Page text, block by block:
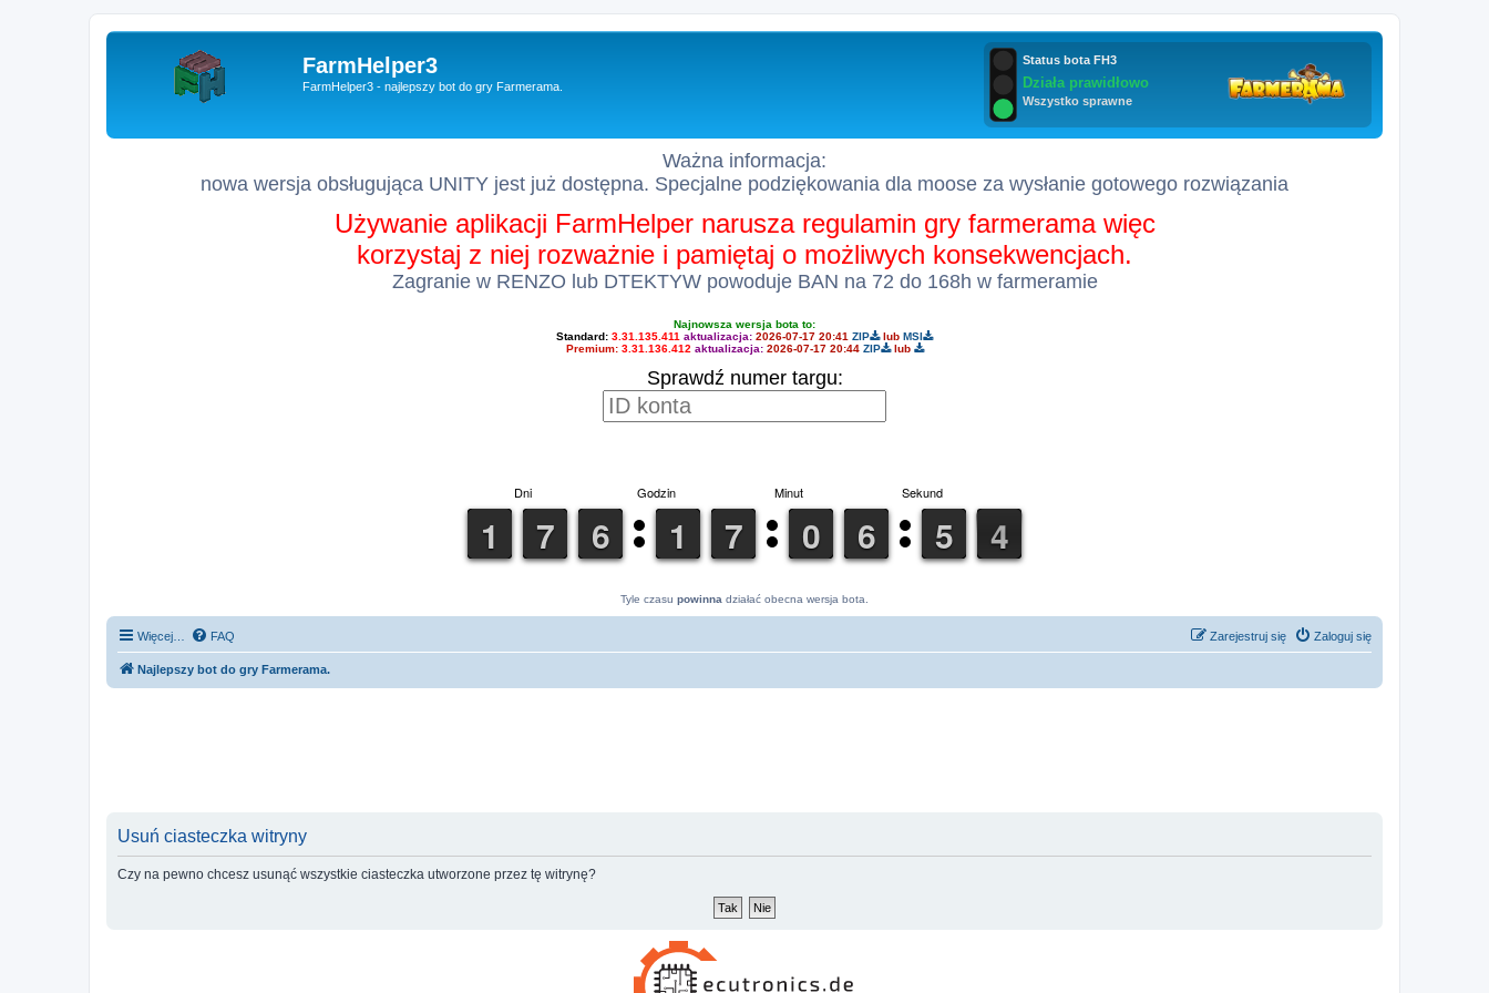
FarmHelper3
FarmHelper3 - najlepszy bot do gry Farmerama.
Ważna informacja:
nowa wersja obsługująca UNITY jest już dostępna. Specjalne podziękowania dla moose za wysłanie gotowego rozwiązania
Używanie aplikacji FarmHelper narusza regulamin gry farmerama więc
korzystaj z niej rozważnie i pamiętaj o możliwych konsekwencjach.
Zagranie w RENZO lub DTEKTYW powoduje BAN na 72 do 168h w farmeramie
Najnowsza wersja bota to:
Standard: 3.31.135.411 aktualizacja: 2026-07-17 20:41 ZIP lub MSI
Premium: 3.31.136.412 aktualizacja: 2026-07-17 20:44 ZIP lub
Sprawdź numer targu:
Tyle czasu powinna działać obecna wersja bota.
Więcej… FAQ Zaloguj się
Zarejestruj się
Najlepszy bot do gry Farmerama.
Usuń ciasteczka witryny
Czy na pewno chcesz usunąć wszystkie ciasteczka utworzone przez tę witrynę?